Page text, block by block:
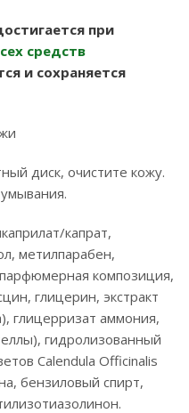
при
средств
и сохраняется
диск, очистите кожу.
капрат,
метилпарабен,
композиция,
глицерин, экстракт
глицерризат аммония,
гидролизованный
Calendula Officinalis
бензиловый спирт,